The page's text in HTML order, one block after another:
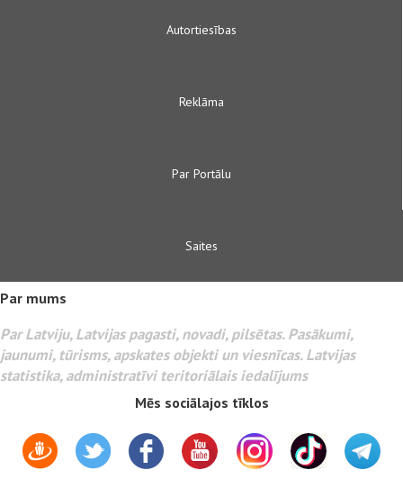
Autortiesības
Reklāma
Par Portālu
Saites
Par mums
Par Latviju, Latvijas pagasti, novadi, pilsētas. Pasākumi,
jaunumi, tūrisms, apskates objekti un viesnīcas. Latvijas
statistika, administratīvi teritoriālais iedalījums
Mēs sociālajos tīklos